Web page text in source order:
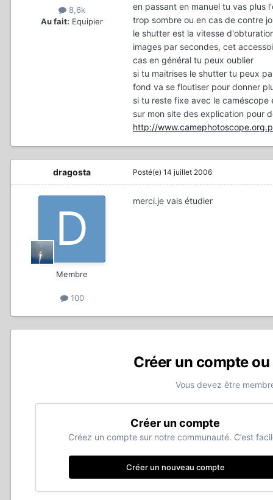
8,6k
Au fait: Equipier
en passant en manuel tu vas plus
trop sombre ou en cas de contre
le shutter est la vitesse
images par secondes, cet
cas en général tu peux oublier
si tu maitrises le shutter tu peux
fond va se floutiser pour donner
si tu reste fixe avec le
sur mon site des explication pour
http://
dragosta
Membre
100
Posté(e) 14 juillet 2006
merci.je vais étudier
Créer un compte
Vous devez être
Créer un compte
Créez un compte sur notre communauté. C’est
Créer un nouveau compte